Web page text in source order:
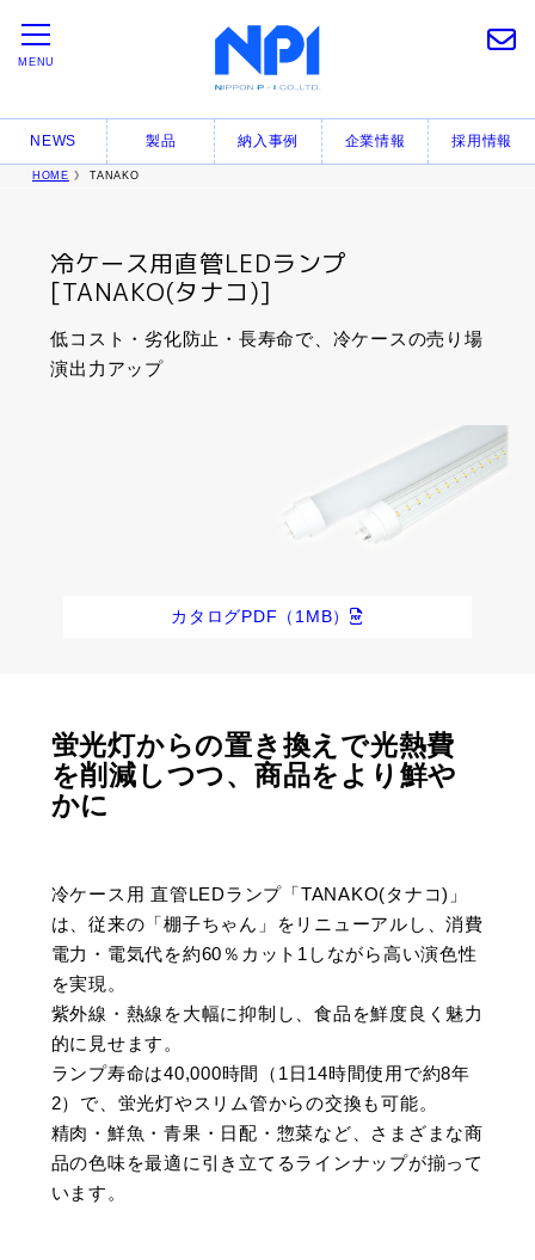
MENU
NEWS 製品 納入事例 企業情報 採用情報
HOME 》 TANAKO
冷ケース用直管LEDランプ
[TANAKO(タナコ)]
低コスト・劣化防止・長寿命で、冷ケースの売り場
演出力アップ
カタログPDF（1MB）
蛍光灯からの置き換えで光熱費
を削減しつつ、商品をより鮮や
かに
冷ケース用 直管LEDランプ「TANAKO(タナコ)」
は、従来の「棚子ちゃん」をリニューアルし、消費
電力・電気代を約60％カット1しながら高い演色性
を実現。
紫外線・熱線を大幅に抑制し、食品を鮮度良く魅力
的に見せます。
ランプ寿命は40,000時間（1日14時間使用で約8年
2）で、蛍光灯やスリム管からの交換も可能。
精肉・鮮魚・青果・日配・惣菜など、さまざまな商
品の色味を最適に引き立てるラインナップが揃って
います。